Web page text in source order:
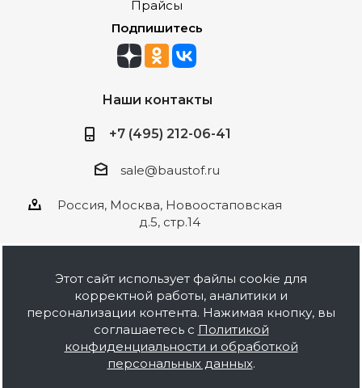
Прайсы
Подпишитесь
Наши контакты
+7 (495) 212-06-41
sale@baustof.ru
Россия, Москва, Новоостаповская
д.5, стр.14
2026 © ООО Баустов. Собственное
производство лакокрасочной продукции,
оптовая и розничная продажа строительных
материалов, комплектация объектов под ключ.
Информация на сайте носит ознакомительный
Этот сайт использует файлы cookie для
корректной работы, аналитики и
персонализации контента. Нажимая кнопку, вы
соглашаетесь с Политикой
конфиденциальности и обработкой
персональных данных.